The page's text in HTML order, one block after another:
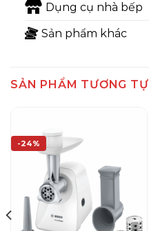
Dụng cụ nhà bếp
Sản phẩm khác
SẢN PHẨM TƯƠNG TỰ
-24%